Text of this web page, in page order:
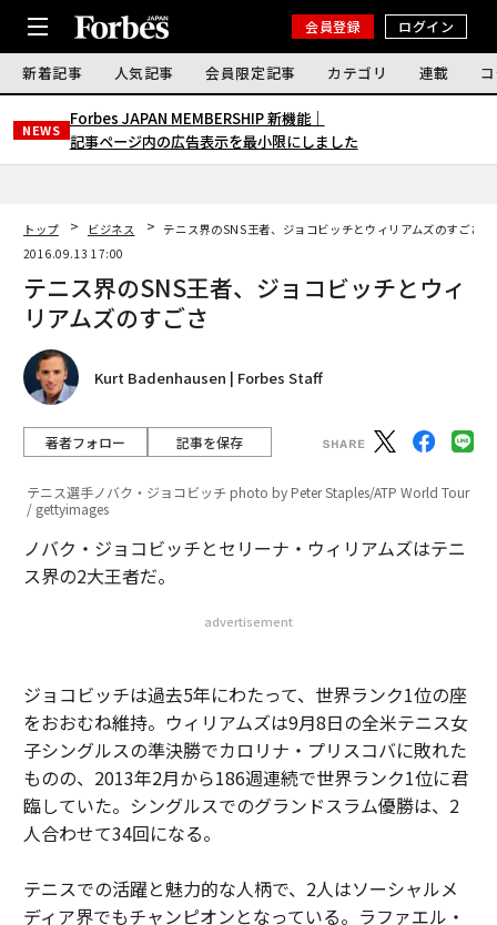
会員登録 ログイン
新着記事 人気記事 会員限定記事 カテゴリ 連載
NEWS
Forbes JAPAN MEMBERSHIP 新機能｜
記事ページ内の広告表示を最小限にしました
トップ ビジネス
テニス界のSNS王者、ジョコビッチとウィリアムズのすごさ
2016.09.13 17:00
テニス界のSNS王者、ジョコビッチとウィ
リアムズのすごさ
Kurt Badenhausen | Forbes Staff
著者フォロー 記事を保存
テニス選手ノバク・ジョコビッチ photo by Peter Staples/ATP World Tour
/ gettyimages
ノバク・ジョコビッチとセリーナ・ウィリアムズはテニ
ス界の2大王者だ。
advertisement
ジョコビッチは過去5年にわたって、世界ランク1位の座
をおおむね維持。ウィリアムズは9月8日の全米テニス女
子シングルスの準決勝でカロリナ・プリスコバに敗れた
ものの、2013年2月から186週連続で世界ランク1位に君
臨していた。シングルスでのグランドスラム優勝は、2
人合わせて34回になる。
テニスでの活躍と魅力的な人柄で、2人はソーシャルメ
ディア界でもチャンピオンとなっている。ラファエル・